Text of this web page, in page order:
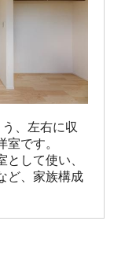
、左右に収
です。
して使い、
ど、家族構成